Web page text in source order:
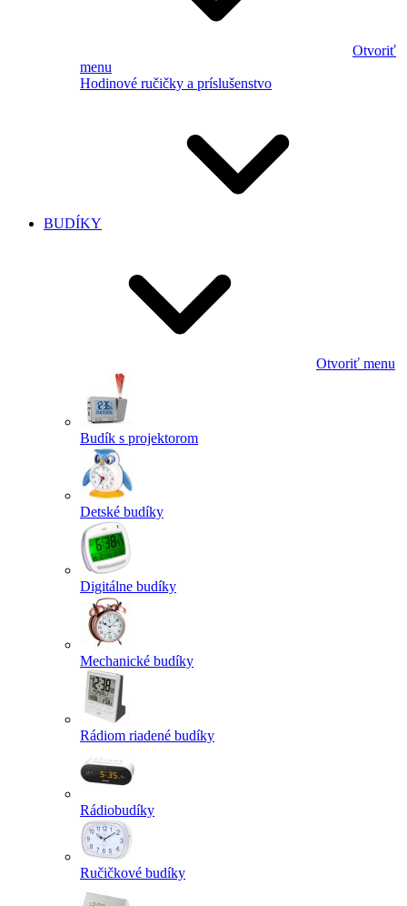
Otvoriť
menu
Hodinové ručičky a príslušenstvo
BUDÍKY
Otvoriť menu
Budík s projektorom
Detské budíky
Digitálne budíky
Mechanické budíky
Rádiom riadené budíky
Rádiobudíky
Ručičkové budíky